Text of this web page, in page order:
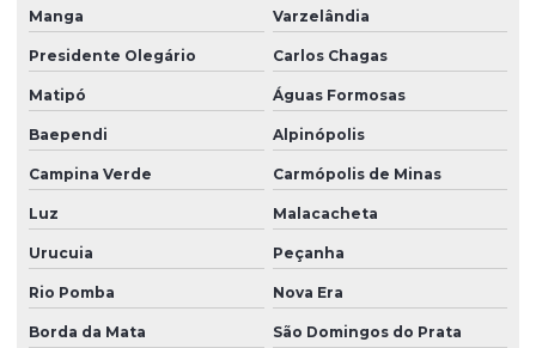
Manga Varzelândia
Presidente Olegário Carlos Chagas
Matipó Águas Formosas
Baependi Alpinópolis
Campina Verde Carmópolis de Minas
Luz Malacacheta
Urucuia Peçanha
Rio Pomba Nova Era
Borda da Mata São Domingos do Prata